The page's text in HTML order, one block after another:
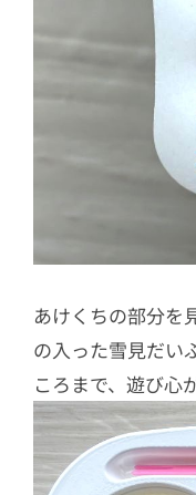
あけくちの部分を
の入った雪見だい
ころまで、遊び心